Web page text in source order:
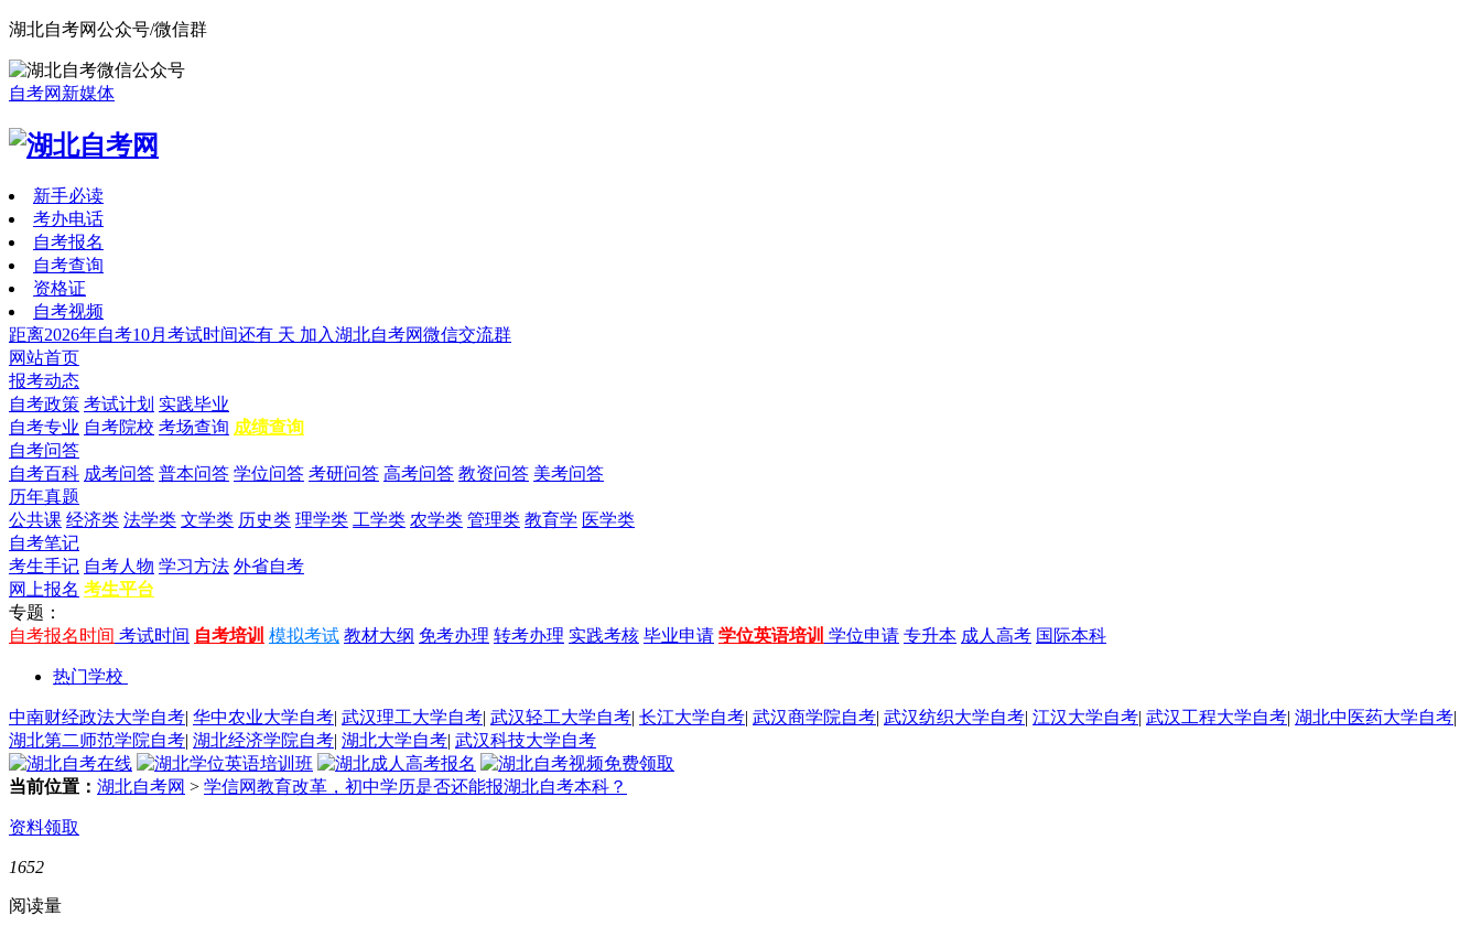
湖北自考网公众号/微信群
自考网新媒体
新手必读
考办电话
自考报名
自考查询
资格证
自考视频
距离2026年自考10月考试时间还有 天 加入湖北自考网微信交流群
网站首页
报考动态
自考政策 考试计划 实践毕业
自考专业 自考院校 考场查询 成绩查询
自考问答
自考百科 成考问答 普本问答 学位问答 考研问答 高考问答 教资问答 美考问答
历年真题
公共课 经济类 法学类 文学类 历史类 理学类 工学类 农学类 管理类 教育学 医学类
自考笔记
考生手记 自考人物 学习方法 外省自考
网上报名 考生平台
专题：
自考报名时间 考试时间 自考培训 模拟考试 教材大纲 免考办理 转考办理 实践考核 毕业申请 学位英语培训 学位申请 专升本 成人高考 国际本科
热门学校
中南财经政法大学自考| 华中农业大学自考| 武汉理工大学自考| 武汉轻工大学自考| 长江大学自考| 武汉商学院自考| 武汉纺织大学自考| 江汉大学自考| 武汉工程大学自考| 湖北中医药大学自考|
湖北第二师范学院自考| 湖北经济学院自考| 湖北大学自考| 武汉科技大学自考
当前位置： 湖北自考网 > 学信网教育改革，初中学历是否还能报湖北自考本科？
资料领取
1652
阅读量